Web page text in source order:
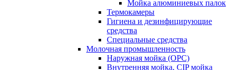
Мойка алюминиевых палок
Термокамеры
Гигиена и дезинфицирующие
средства
Специальные средства
Молочная промышленность
Наружная мойка (ОРС)
Внутренняя мойка, CIP мойка